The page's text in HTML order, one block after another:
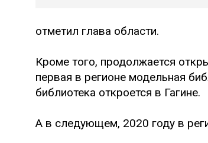
отметил глава области.
Кроме того, продолжается
первая в регионе модельная
библиотека откроется в Гагине.
А в следующем, 2020 году в